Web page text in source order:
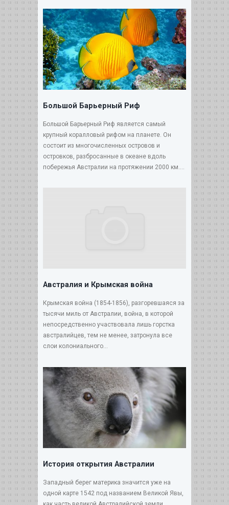
Большой Барьерный Риф
Большой Барьерный Риф является самый
крупный коралловый рифом на планете. Он
состоит из многочисленных островов и
островков, разбросанные в океане вдоль
побережья Австралии на протяжении 2000 км....
Австралия и Крымская война
Крымская война (1854-1856), разгоревшаяся за
тысячи миль от Австралии, война, в которой
непосредственно участвовала лишь горстка
австралийцев, тем не менее, затронула все
слои колониального...
История открытия Австралии
Западный берег материка значится уже на
одной карте 1542 под названием Великой Явы,